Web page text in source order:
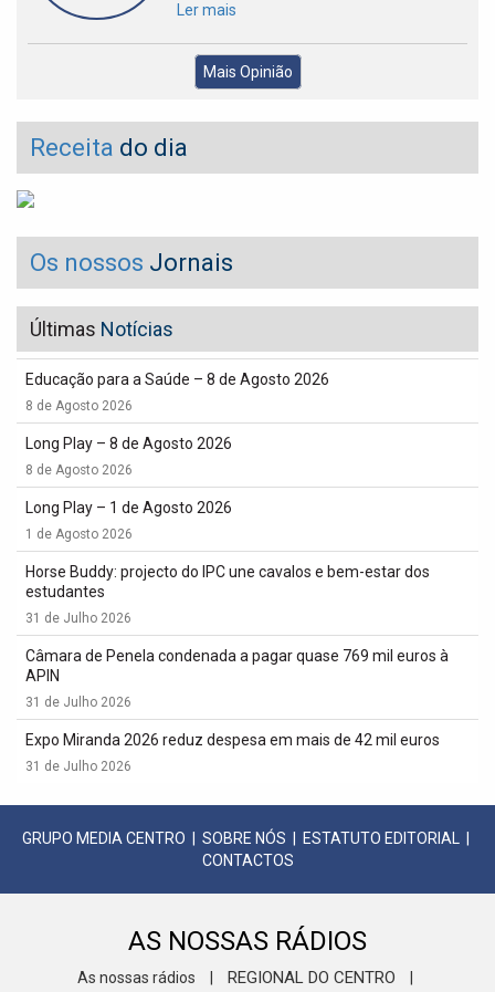
Ler mais
Mais Opinião
Receita do dia
Os nossos Jornais
Últimas Notícias
Educação para a Saúde – 8 de Agosto 2026
8 de Agosto 2026
Long Play – 8 de Agosto 2026
8 de Agosto 2026
Long Play – 1 de Agosto 2026
1 de Agosto 2026
Horse Buddy: projecto do IPC une cavalos e bem-estar dos
estudantes
31 de Julho 2026
Câmara de Penela condenada a pagar quase 769 mil euros à
APIN
31 de Julho 2026
Expo Miranda 2026 reduz despesa em mais de 42 mil euros
31 de Julho 2026
GRUPO MEDIA CENTRO SOBRE NÓS ESTATUTO EDITORIAL
CONTACTOS
AS NOSSAS RÁDIOS
As nossas rádios REGIONAL DO CENTRO